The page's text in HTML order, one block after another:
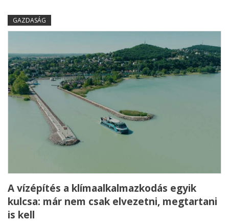
GAZDASÁG
A vízépítés a klímaalkalmazkodás egyik
kulcsa: már nem csak elvezetni, megtartani
is kell